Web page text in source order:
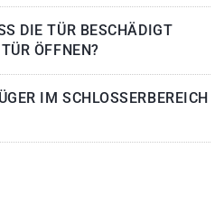
DIE TÜR BESCHÄDIGT
ÖFFNEN?
IM SCHLOSSERBEREICH